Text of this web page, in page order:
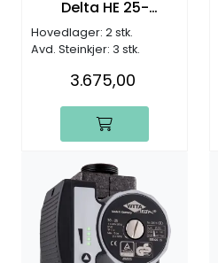
Delta HE 25-
55/130mm, DN25, G1
1/2", 6,0m (H)
Hovedlager: 2 stk.
Avd. Steinkjer: 3 stk.
3.675,00